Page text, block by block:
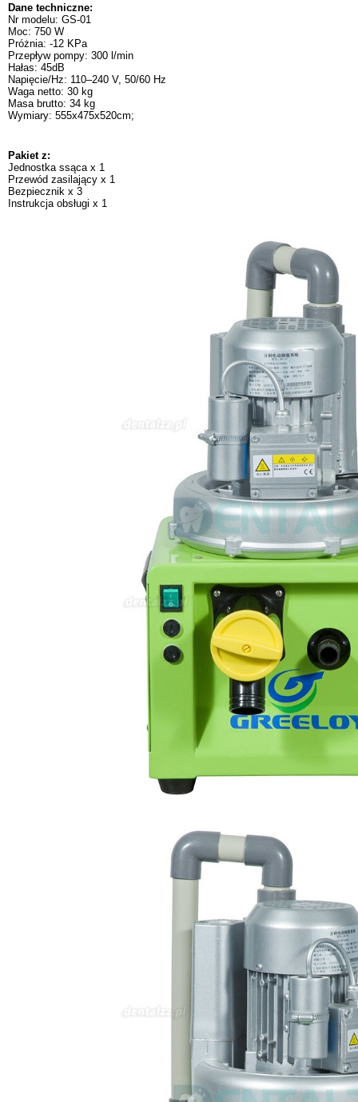
Dane techniczne:
Nr modelu: GS-01
Moc: 750 W
Próżnia: -12 KPa
Przepływ pompy: 300 l/min
Hałas: 45dB
Napięcie/Hz: 110–240 V, 50/60 Hz
Waga netto: 30 kg
Masa brutto: 34 kg
Wymiary: 555x475x520cm;
Pakiet z:
Jednostka ssąca x 1
Przewód zasilający x 1
Bezpiecznik x 3
Instrukcja obsługi x 1